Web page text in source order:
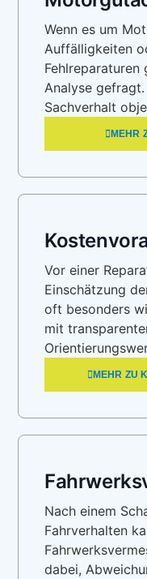
Wenn es um
Auffälligkeiten
Fehlreparaturen
Analyse
Sachverhalt
MEHR
Vor einer
Einschätzung
oft besonders
mit
MEHR ZU
Nach einem
Fahrverhalten
dabei,